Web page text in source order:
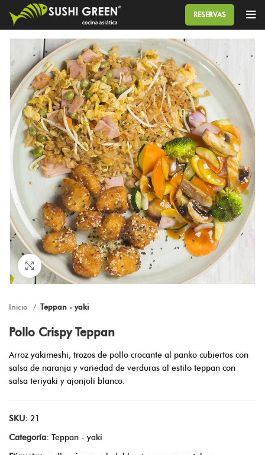
RESERVAS
Click to enlarge
Inicio Teppan - yaki
Pollo Crispy Teppan
Arroz yakimeshi, trozos de pollo crocante al panko cubiertos con
salsa de naranja y variedad de verduras al estilo teppan con
salsa teriyaki y ajonjolí blanco.
SKU: 21
Categoría: Teppan - yaki